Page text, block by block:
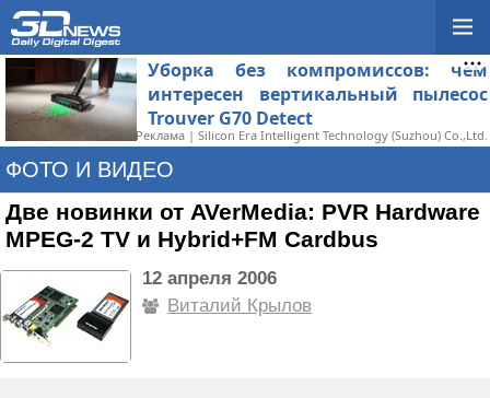
Уборка без компромиссов: чем
интересен вертикальный пылесос
Trouver G70 Detect
Реклама | Silicon Era Intelligent Technology (Suzhou) Co.,Ltd.
ФОТО И ВИДЕО
Две новинки от AVerMedia: PVR Hardware
MPEG-2 TV и Hybrid+FM Cardbus
12 апреля 2006
Виталий Крылов